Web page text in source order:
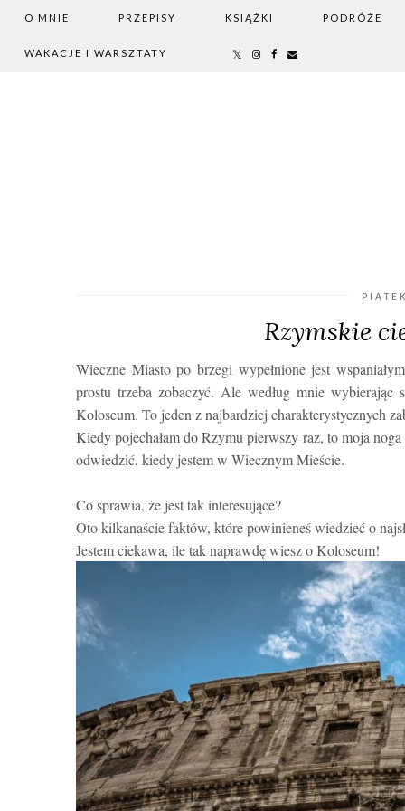
O MNIE PRZEPISY KSIĄŻKI PODRÓŻE
WAKACJE I WARSZTATY
Rzymskie
Wieczne Miasto po brzegi wypełnione jest
prostu trzeba zobaczyć. Ale według mnie
Koloseum. To jeden z najbardziej charakterystycznych
Kiedy pojechałam do Rzymu pierwszy raz, to moja
odwiedzić, kiedy jestem w Wiecznym Mieście.
Co sprawia, że jest tak interesujące?
Oto kilkanaście faktów, które powinieneś wiedzieć o
Jestem ciekawa, ile tak naprawdę wiesz o Koloseum!